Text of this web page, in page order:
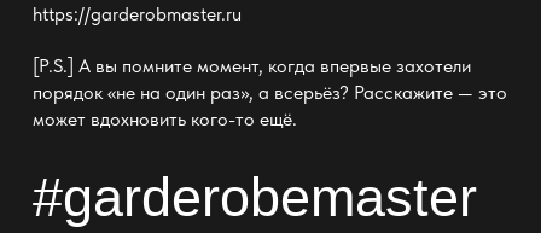
https://garderobmaster.ru
[P.S.] А вы помните момент, когда впервые захотели
порядок«не на один раз», а всерьёз? Расскажите — это
может вдохновить кого-то ещё.
#garderobemaster